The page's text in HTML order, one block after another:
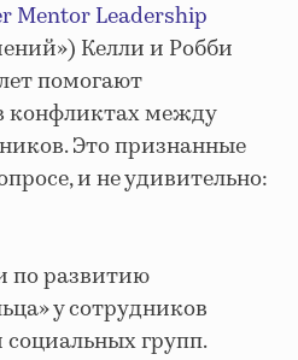
Mentor Leadership
Келли и Робби
помогают
конфликтах между
Это признанные
и не удивительно:
по развитию
у сотрудников
групп.